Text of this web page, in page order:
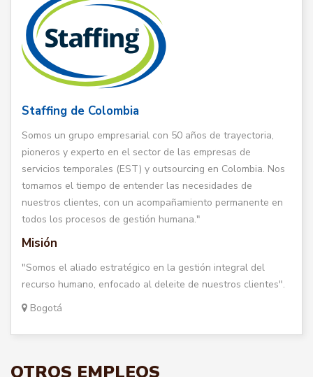
Staffing de Colombia
Somos un grupo empresarial con 50 años de trayectoria,
pioneros y experto en el sector de las empresas de
servicios temporales (EST) y outsourcing en Colombia. Nos
tomamos el tiempo de entender las necesidades de
nuestros clientes, con un acompañamiento permanente en
todos los procesos de gestión humana."
Misión
"Somos el aliado estratégico en la gestión integral del
recurso humano, enfocado al deleite de nuestros clientes".
Bogotá
OTROS EMPLEOS